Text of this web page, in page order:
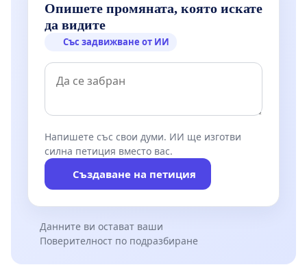
Опишете промяната, която искате
да видите
Със задвижване от ИИ
Напишете със свои думи. ИИ ще изготви
силна петиция вместо вас.
Създаване на петиция
Данните ви остават ваши
Поверителност по подразбиране